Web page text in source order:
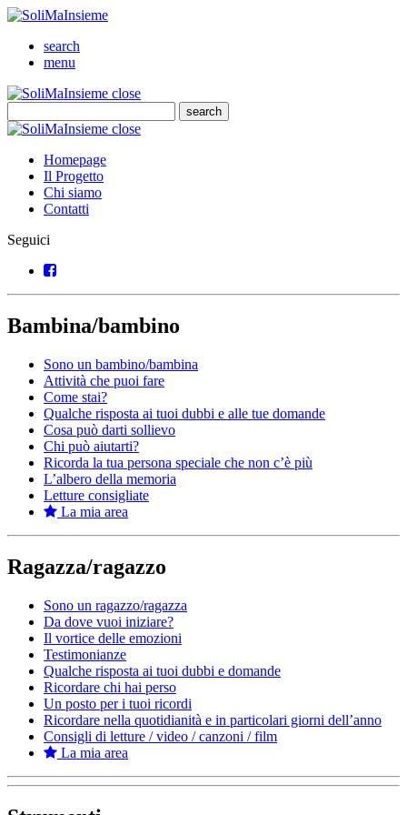
SoliMaInsieme
search
menu
SoliMaInsieme
closeClose
search
Cerca
SoliMaInsieme
closeClose
Homepage
Il Progetto
Chi siamo
Contatti
Seguici
Facebook
Bambina/bambino
Sono un bambino/bambina
Attività che puoi fare
Come stai?
Qualche risposta ai tuoi dubbi e alle tue domande
Cosa può darti sollievo
Chi può aiutarti?
Ricorda la tua persona speciale che non c’è più
L’albero della memoria
Letture consigliate
La mia area
Ragazza/ragazzo
Sono un ragazzo/ragazza
Da dove vuoi iniziare?
Il vortice delle emozioni
Testimonianze
Qualche risposta ai tuoi dubbi e domande
Ricordare chi hai perso
Un posto per i tuoi ricordi
Ricordare nella quotidianità e in particolari giorni dell’anno
Consigli di letture / video / canzoni / film
La mia area